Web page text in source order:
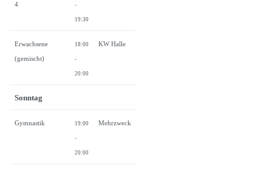
4 -
19:30
Erwachsene
(gemischt)
18:00
-
20:00
KW Halle
Sonntag
Gymnastik 19:00
-
20:00
Mehrzweck